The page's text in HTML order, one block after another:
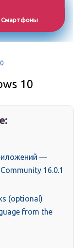
Смартфоны
10
—
16.0.1
(optional)
from the